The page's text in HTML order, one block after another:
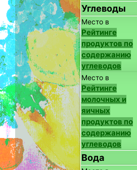
Углеводы
Место в
Рейтинге
продуктов по
содержанию
углеводов
Место в
Рейтинге
молочных и
яичных
продуктов по
содержанию
углеводов
Вода